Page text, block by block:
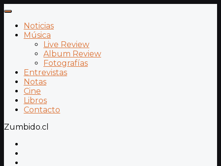
Noticias
Música
Live Review
Album Review
Fotografías
Entrevistas
Notas
Cine
Libros
Contacto
Zumbido.cl